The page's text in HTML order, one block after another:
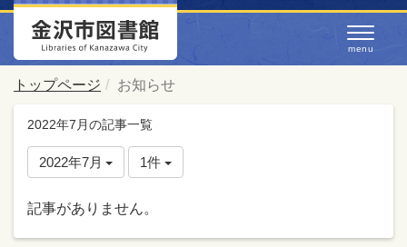
トップページ お知らせ
2022年7月の記事一覧
2022年7月 1件
記事がありません。